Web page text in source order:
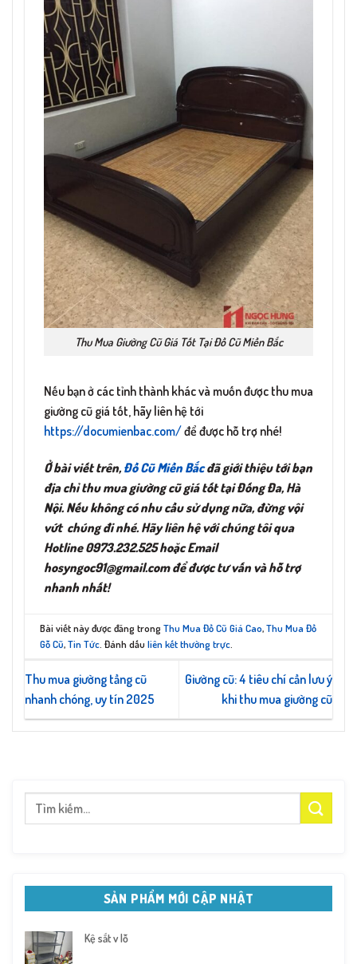
Tìm
SẢN PHẨM MỚI CẬP NHẬT
Kệ sắt v lỗ
Thu Mua Giường Cũ Giá Tốt Tại Đồ Cũ Miền Bắc
Nếu bạn ở các tỉnh thành khác và muốn được thu mua
giường cũ giá tốt, hãy liên hệ tới
https://documienbac.com/để được hỗ trợ nhé!
Ở bài viết trên, Đồ Cũ Miền Bắcđã giới thiệu tới bạn
địa chỉ thu mua giường cũ giá tốt tại Đống Đa, Hà
Nội. Nếu không có nhu cầu sử dụng nữa, đừng vội
vứt chúng đi nhé. Hãy liên hệ với chúng tôi qua
Hotline 0973.232.525 hoặc Email
hosyngoc91@gmail.comđể được tư vấn và hỗ trợ
nhanh nhất!
Bài viết này được đăng trongThu Mua Đồ Cũ Giá Cao,Thu Mua Đồ
Gỗ Cũ,Tin Tức . Đánh dấuliên kết thường trực
Thu mua giường tầng cũ
nhanh chóng, uy tín 2025
Giường cũ: 4 tiêu chí cần lưu ý
khi thu mua giường cũ